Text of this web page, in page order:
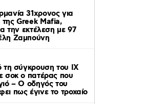
31χρονος για
Greek Mafia,
την εκτέλεση με 97
Ζαμπούνη
τη σύγκρουση του ΙΧ
σοκ ο πατέρας που
– Ο οδηγός του
πως έγινε το τροχαίο